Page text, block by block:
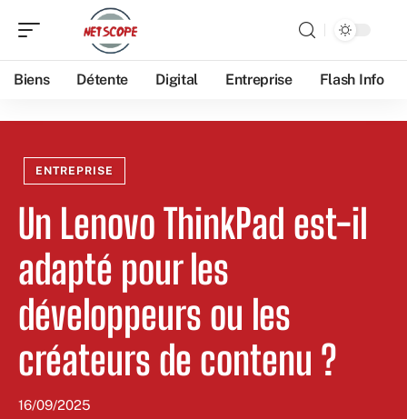
Biens Détente Digital Entreprise Flash Info
ENTREPRISE
Un Lenovo ThinkPad est-il
adapté pour les
développeurs ou les
créateurs de contenu ?
16/09/2025